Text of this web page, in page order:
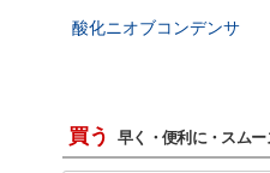
酸化ニオブコンデンサ
買う 早く・便利に・スムー